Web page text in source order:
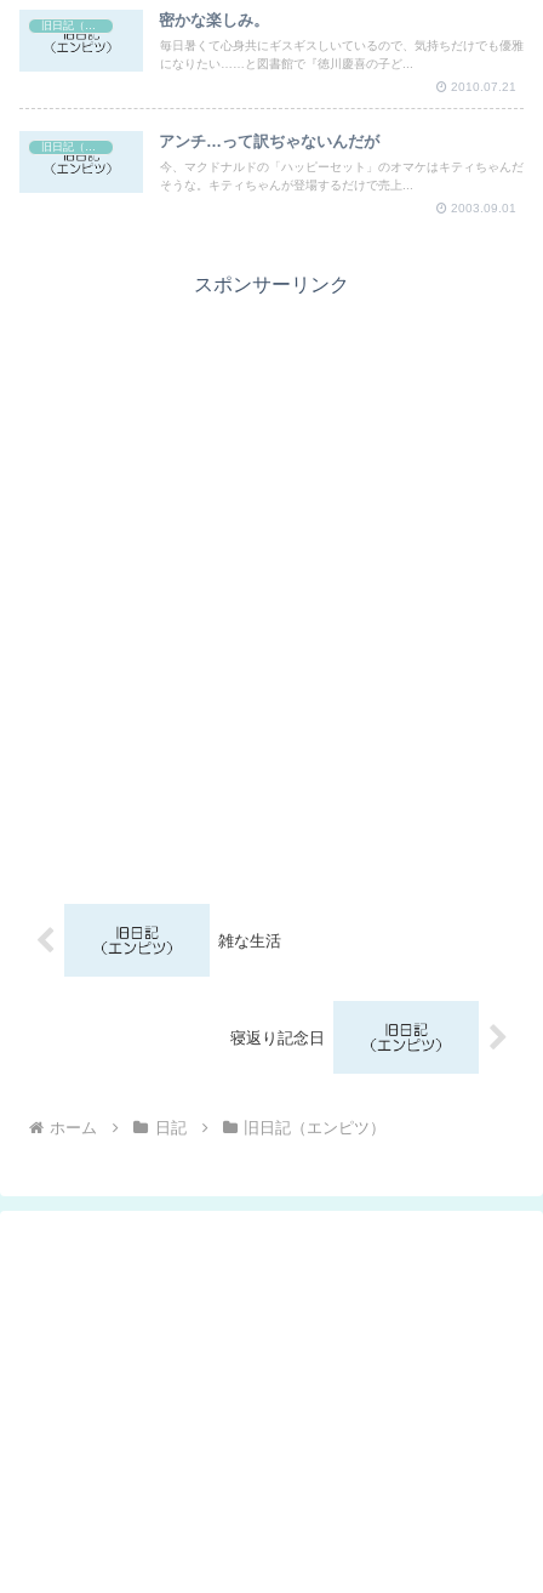
旧日記（エンピツ） 密かな楽しみ。
毎日暑くて心身共にギスギスしいているので、気持ちだけでも優雅
になりたい……と図書館で『徳川慶喜の子ど...
2010.07.21
アンチ…って訳ぢゃないんだが
今、マクドナルドの「ハッピーセット」のオマケはキティちゃんだ
そうな。キティちゃんが登場するだけで売上...
2003.09.01
スポンサーリンク
雑な生活
寝返り記念日
ホーム 日記 旧日記（エンピツ）